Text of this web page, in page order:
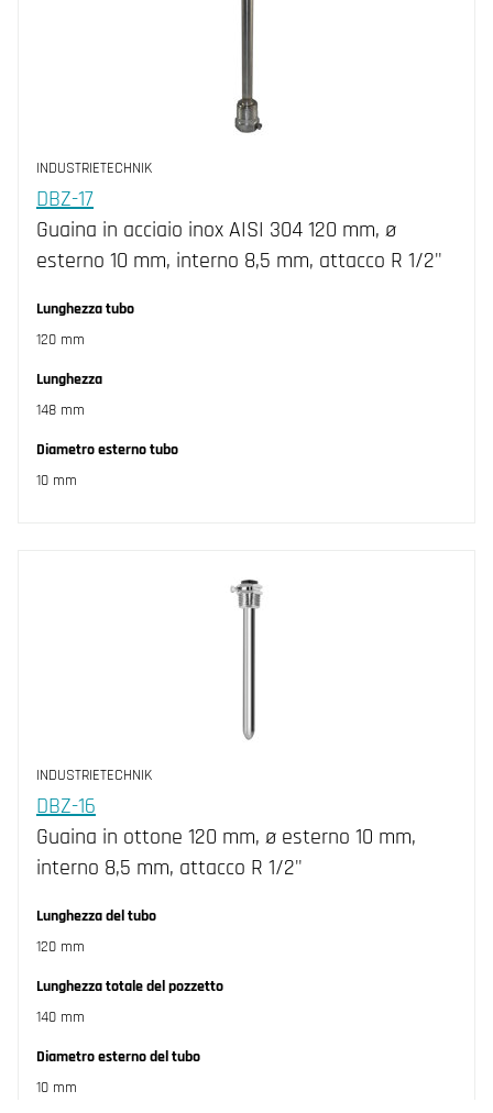
INDUSTRIETECHNIK
DBZ-17
Guaina in acciaio inox AISI 304 120 mm, ø
esterno 10 mm, interno 8,5 mm, attacco R 1/2"
Lunghezza tubo
120 mm
Lunghezza
148 mm
Diametro esterno tubo
10 mm
INDUSTRIETECHNIK
DBZ-16
Guaina in ottone 120 mm, ø esterno 10 mm,
interno 8,5 mm, attacco R 1/2"
Lunghezza del tubo
120 mm
Lunghezza totale del pozzetto
140 mm
Diametro esterno del tubo
10 mm